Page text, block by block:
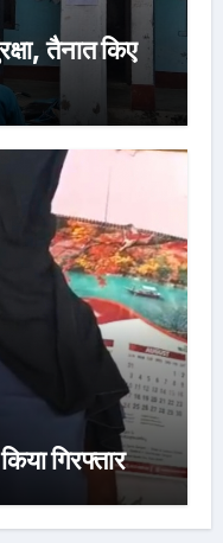
तैनात किए
गिरफ्तार